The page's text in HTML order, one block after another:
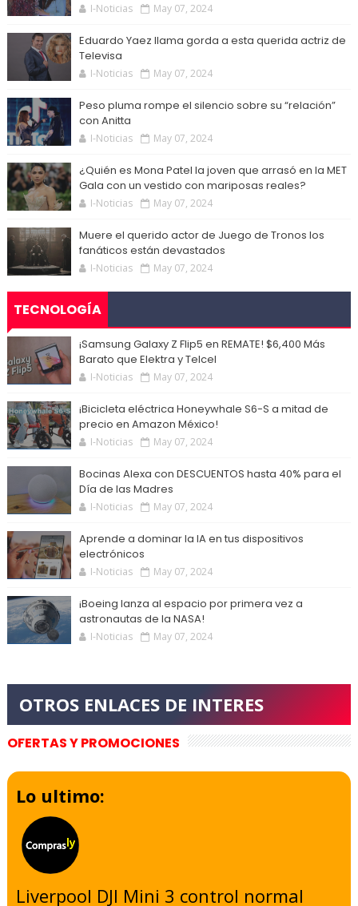
I-Noticias May 07, 2024
Eduardo Yaez llama gorda a esta querida actriz de
Televisa
I-Noticias May 07, 2024
Peso pluma rompe el silencio sobre su “relación”
con Anitta
I-Noticias May 07, 2024
¿Quién es Mona Patel la joven que arrasó en la MET
Gala con un vestido con mariposas reales?
I-Noticias May 07, 2024
Muere el querido actor de Juego de Tronos los
fanáticos están devastados
I-Noticias May 07, 2024
TECNOLOGÍA
¡Samsung Galaxy Z Flip5 en REMATE! $6,400 Más
Barato que Elektra y Telcel
I-Noticias May 07, 2024
¡Bicicleta eléctrica Honeywhale S6-S a mitad de
precio en Amazon México!
I-Noticias May 07, 2024
Bocinas Alexa con DESCUENTOS hasta 40% para el
Día de las Madres
I-Noticias May 07, 2024
Aprende a dominar la IA en tus dispositivos
electrónicos
I-Noticias May 07, 2024
¡Boeing lanza al espacio por primera vez a
astronautas de la NASA!
I-Noticias May 07, 2024
OFERTAS Y PROMOCIONES
Lo ultimo:
Liverpool DJI Mini 3 control normal